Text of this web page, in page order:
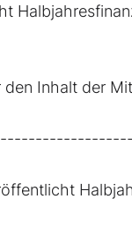
den Inhalt der